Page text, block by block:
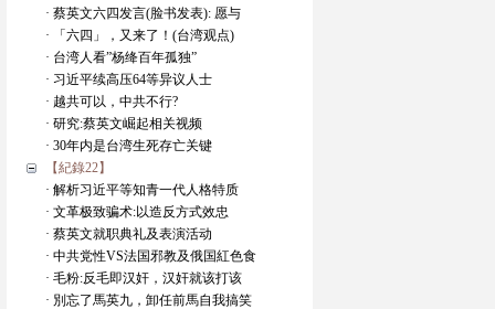
· 蔡英文六四发言(脸书发表): 愿与
· 「六四」，又来了！(台湾观点)
· 台湾人看”杨绛百年孤独”
· 习近平续高压64等异议人士
· 越共可以，中共不行?
· 研究:蔡英文崛起相关视频
· 30年内是台湾生死存亡关键
【紀錄22】
· 解析习近平等知青一代人格特质
· 文革极致骗术:以造反方式效忠
· 蔡英文就职典礼及表演活动
· 中共党性VS法国邪教及俄国紅色食
· 毛粉:反毛即汉奸，汉奸就该打该
· 別忘了馬英九，卸任前馬自我搞笑